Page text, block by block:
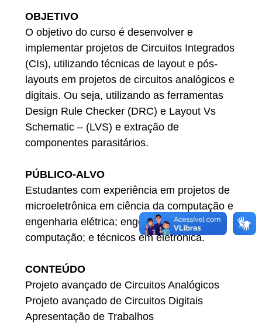
OBJETIVO
O objetivo do curso é desenvolver e
implementar projetos de Circuitos Integrados
(CIs), utilizando técnicas de layout e pós-
layouts em projetos de circuitos analógicos e
digitais. Ou seja, utilizando as ferramentas
Design Rule Checker (DRC) e Layout Vs
Schematic – (LVS) e extração de
componentes parasitários.
PÚBLICO-ALVO
Estudantes com experiência em projetos de
microeletrônica em ciência da computação e
engenharia elétrica; engenheiros de
computação; e técnicos em eletrônica.
CONTEÚDO
Projeto avançado de Circuitos Analógicos
Projeto avançado de Circuitos Digitais
Apresentação de Trabalhos